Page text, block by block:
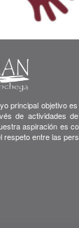
principal objetivo
de actividades
aspiración es
respeto entre las